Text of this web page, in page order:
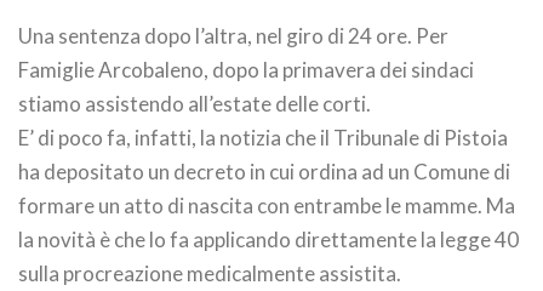
Una sentenza dopo l’altra, nel giro di 24 ore. Per
Famiglie Arcobaleno, dopo la primavera dei sindaci
stiamo assistendo all’estate delle corti.
E’ di poco fa, infatti, la notizia che il Tribunale di Pistoia
ha depositato un decreto in cui ordina ad un Comune di
formare un atto di nascita con entrambe le mamme. Ma
la novità è che lo fa applicando direttamente la legge 40
sulla procreazione medicalmente assistita.